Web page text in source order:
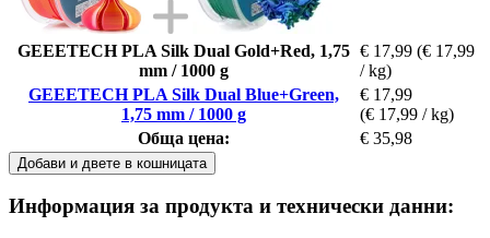
GEEETECH PLA Silk Dual Gold+Red, 1,75
mm / 1000 g
€ 17,99 (€ 17,99
/ kg)
GEEETECH PLA Silk Dual Blue+Green,
1,75 mm / 1000 g
€ 17,99
(€ 17,99 / kg)
Обща цена:
€ 35,98
Добави и двете в кошницата
Информация за продукта и технически данни: